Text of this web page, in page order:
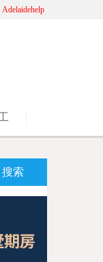
Adelaidehelp
搜索